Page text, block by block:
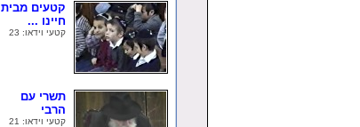
קטעים מבית
חיינו ...
קטעי וידאו: 23
תשרי עם
הרבי
קטעי וידאו: 21